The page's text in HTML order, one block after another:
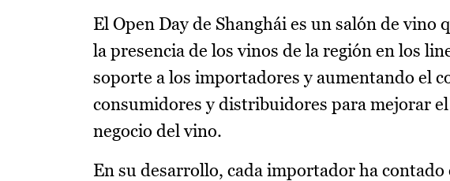
El Open Day de Shanghái es un salón de
la presencia de los vinos de la región en los
soporte a los importadores y aumentando el
consumidores y distribuidores para mejorar
negocio del vino.
En su desarrollo, cada importador ha